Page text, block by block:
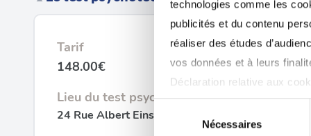
technologies comme les
publicités et du contenu
réaliser des études
vos données et à leurs
Déclaration relative aux
Si vous le permettez, nous
Nécessaires
Tarif
148.00€
Lieu du test psychotechnique
24 Rue Albert Einstein, 03100 Montluçon